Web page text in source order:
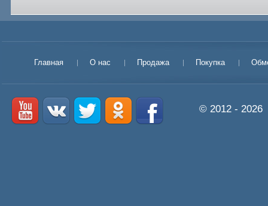
Главная О нас Продажа Покупка
© 2012 - 2026